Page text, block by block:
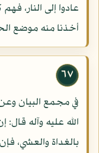
عادوا إلى النار،
أخذنا منه موضع
٦٧
في مجمع البيان
الله عليه وآله
بالغداة والعشي،